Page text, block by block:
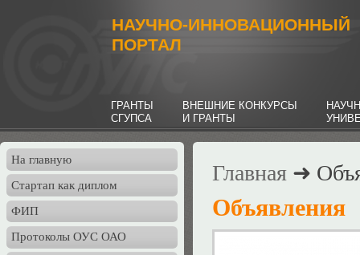
НАУЧНО-ИННОВАЦИОННЫЙ
ПОРТАЛ
ГРАНТЫ
СГУПСА
ВНЕШНИЕ КОНКУРСЫ
И ГРАНТЫ
На главную
Стартап как диплом
ФИП
Протоколы ОУС ОАО
Главная ➜
Объявления